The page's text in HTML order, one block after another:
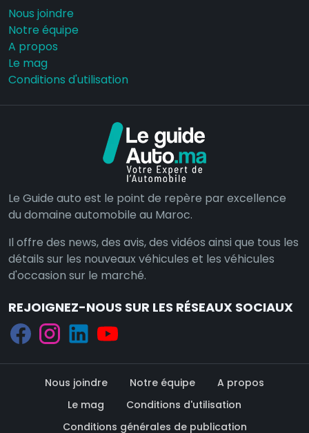
Nous joindre
Notre équipe
A propos
Le mag
Conditions d'utilisation
Le Guide auto est le point de repère par excellence
du domaine automobile au Maroc.
Il offre des news, des avis, des vidéos ainsi que tous les
détails sur les nouveaux véhicules et les véhicules
d'occasion sur le marché.
REJOIGNEZ-NOUS SUR LES RÉSEAUX SOCIAUX
Nous joindre Notre équipe
A propos
Le mag
Conditions d'utilisation
Conditions générales de publication